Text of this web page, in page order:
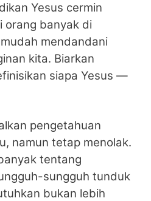
Yesus cermin
orang banyak di
mendandani
kita. Biarkan
siapa Yesus —
pengetahuan
namun tetap menolak.
tentang
sungguh tunduk
bukan lebih